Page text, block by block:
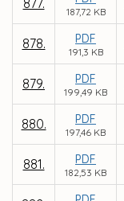
877.
187,72 KB
878. PDF
191,3 KB
879. PDF
199,49 KB
880. PDF
197,46 KB
881. PDF
182,53 KB